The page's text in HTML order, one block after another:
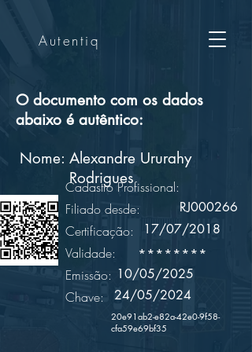
Autentiq
O documento com os dados
abaixo é autêntico:
Nome:
Cadastro Profissional:
Filiado desde:
Certificação:
Validade:
Emissão:
Chave:
20e91ab2-e82a-42e0-9f58-
cfa59e69bf35
10/05/2025
Alexandre Ururahy
Rodrigues
24/05/2024
********
17/07/2018
RJ000266